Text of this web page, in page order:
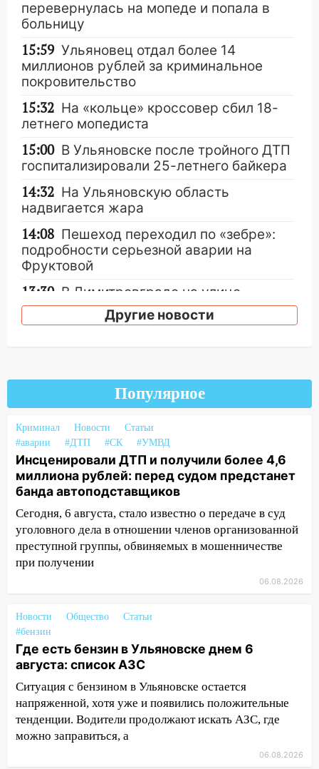
перевернулась на мопеде и попала в
больницу
15:59 Ульяновец отдал более 14
миллионов рублей за криминальное
покровительство
15:32 На «кольце» кроссовер сбил 18-
летнего мопедиста
15:00 В Ульяновске после тройного ДТП
госпитализировали 25-летнего байкера
14:32 На Ульяновскую область
надвигается жара
14:08 Пешеход переходил по «зебре»:
подробности серьезной аварии на
Фруктовой
13:30 В Димитровграде на улице
Трудовой горело здание
12:37 Переезжал «зебру» на
велосипеде и попал под колеса
Железнодорожном районе горела дача
11:33 В Засвияжье под колёса авто
попал мужчина
11:17
В Радищевском районе сгорели
хозяйственные постройки
11:00 В Канадее горел жилой дом
10:18
Губернатор Ульяновской области:
уничтожено четыре беспилотника в
10:00
легковой автомобиль
09:39 В Ульяновске будут судить десять
наркодилеров, снабжавших две области
09:25
Вынесли приговор дебоширам,
избившим мужчину в трамвае
Ульяновская полиция получила
Другие новости
Популярное
Криминал Новости
Статьи
#аварии
#ДТП #СК #УМВД
Инсценировали ДТП и получили более 4,6
миллиона рублей: перед судом предстанет
банда автоподставщиков
Сегодня, 6 августа, стало известно о передаче в суд
уголовного дела в отношении членов организованной
преступной группы, обвиняемых в мошенничестве
при получении
06.08.2026
Новости Общество
Статьи
#бензин
Где есть бензин в Ульяновске днем 6
августа: список АЗС
Ситуация с бензином в Ульяновске остается
напряженной, хотя уже и появились положительные
тенденции. Водители продолжают искать АЗС, где
можно заправиться, а
06.08.2026